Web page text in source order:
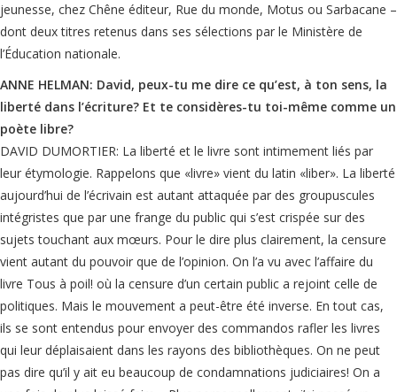
jeunesse, chez Chêne éditeur, Rue du monde, Motus ou Sarbacane –
dont deux titres retenus dans ses sélections par le Ministère de
l’Éducation nationale.
ANNE HELMAN: David, peux-tu me dire ce qu’est, à ton sens, la
liberté dans l’écriture? Et te considères-tu toi-même comme un
poète libre?
DAVID DUMORTIER: La liberté et le livre sont intimement liés par
leur étymologie. Rappelons que «livre» vient du latin «liber». La liberté
aujourd’hui de l’écrivain est autant attaquée par des groupuscules
intégristes que par une frange du public qui s’est crispée sur des
sujets touchant aux mœurs. Pour le dire plus clairement, la censure
vient autant du pouvoir que de l’opinion. On l’a vu avec l’affaire du
livre Tous à poil! où la censure d’un certain public a rejoint celle de
politiques. Mais le mouvement a peut-être été inverse. En tout cas,
ils se sont entendus pour envoyer des commandos rafler les livres
qui leur déplaisaient dans les rayons des bibliothèques. On ne peut
pas dire qu’il y ait eu beaucoup de condamnations judiciaires! On a